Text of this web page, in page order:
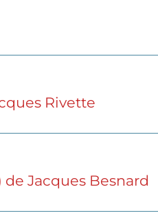
Rivette
de Jacques Besnard